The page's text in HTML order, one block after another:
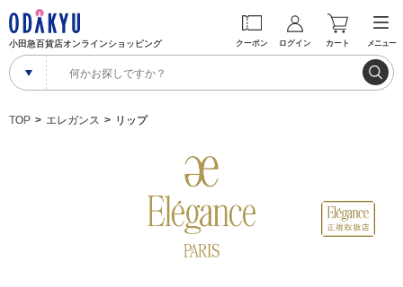
小田急百貨店オンラインショッピング クーポン ログイン カート メニュー
TOP エレガンス リップ